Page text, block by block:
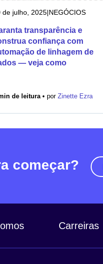
de julho, 2025|NEGÓCIOS
transparência e
confiança com
de linhagem de
— veja como
de leitura • por Zinette Ezra
começar?
Carreiras